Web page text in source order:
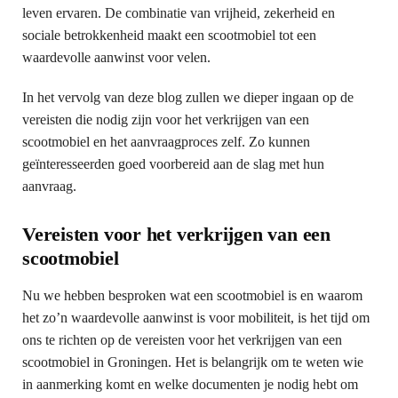
leven ervaren. De combinatie van vrijheid, zekerheid en
sociale betrokkenheid maakt een scootmobiel tot een
waardevolle aanwinst voor velen.
In het vervolg van deze blog zullen we dieper ingaan op de
vereisten die nodig zijn voor het verkrijgen van een
scootmobiel en het aanvraagproces zelf. Zo kunnen
geïnteresseerden goed voorbereid aan de slag met hun
aanvraag.
Vereisten voor het verkrijgen van een
scootmobiel
Nu we hebben besproken wat een scootmobiel is en waarom
het zo’n waardevolle aanwinst is voor mobiliteit, is het tijd om
ons te richten op de vereisten voor het verkrijgen van een
scootmobiel in Groningen. Het is belangrijk om te weten wie
in aanmerking komt en welke documenten je nodig hebt om